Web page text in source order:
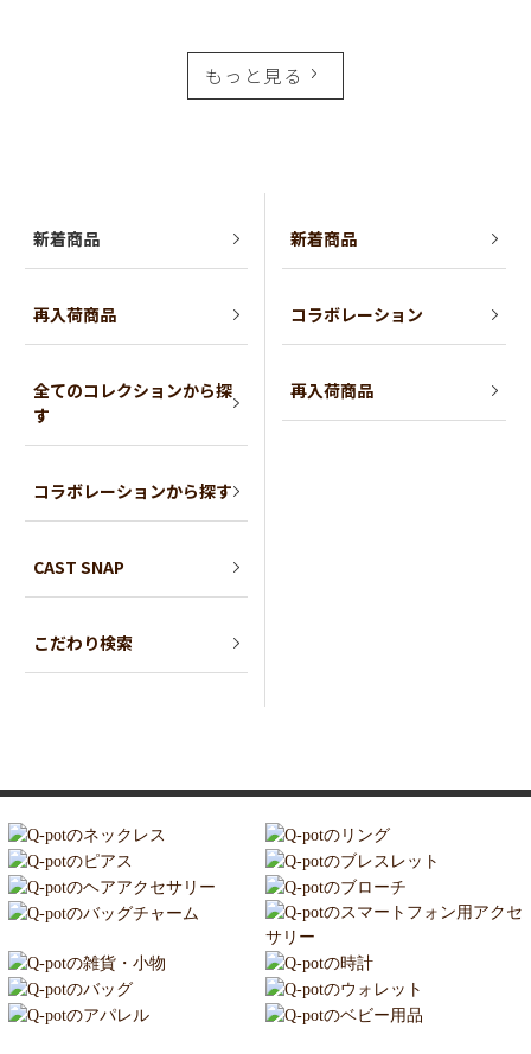
もっと見る
新着商品
再入荷商品
全てのコレクションから探
す
コラボレーションから探す
CAST SNAP
こだわり検索
新着商品
コラボレーション
再入荷商品